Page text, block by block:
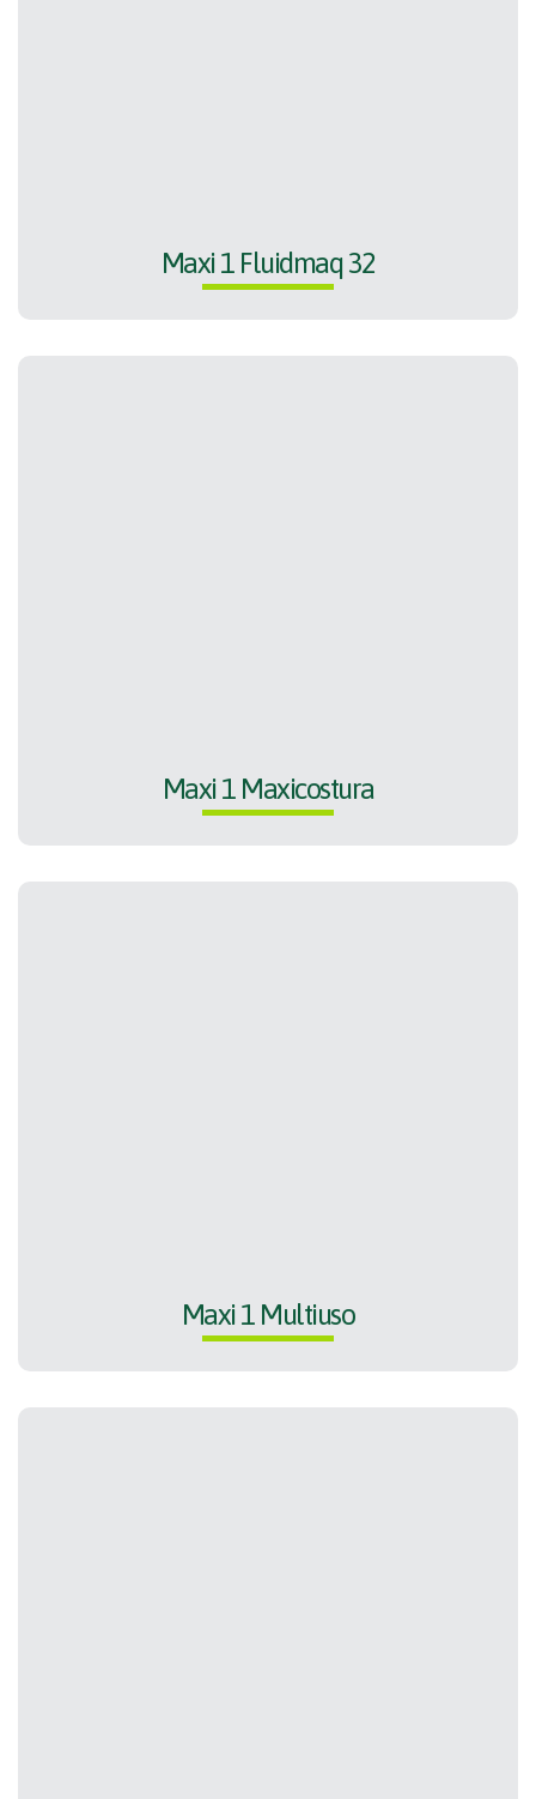
Maxi 1 Fluidmaq 32
Maxi 1 Maxicostura
Maxi 1 Multiuso